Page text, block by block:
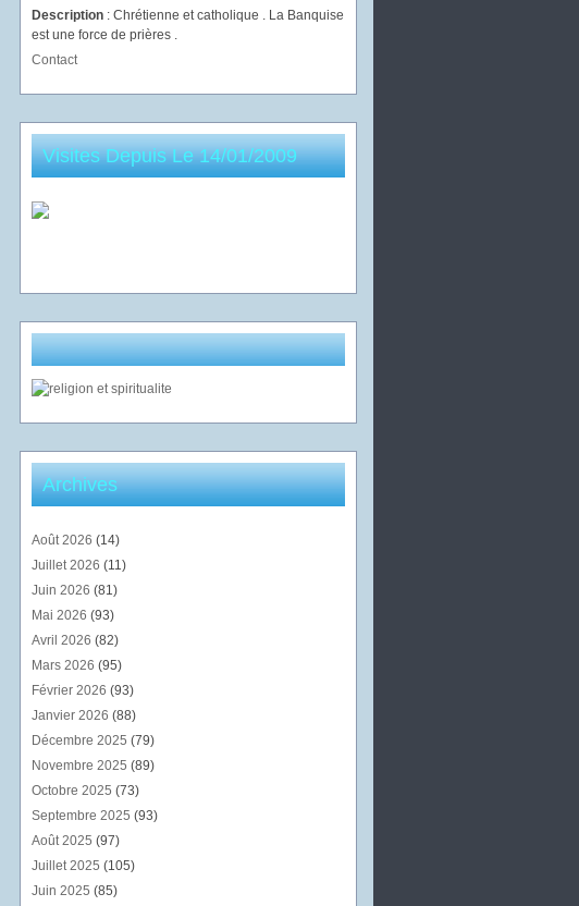
Description : Chrétienne et catholique . La Banquise
est une force de prières .
Contact
Visites Depuis Le 14/01/2009
Archives
Août 2026 (14)
Juillet 2026 (11)
Juin 2026 (81)
Mai 2026 (93)
Avril 2026 (82)
Mars 2026 (95)
Février 2026 (93)
Janvier 2026 (88)
Décembre 2025 (79)
Novembre 2025 (89)
Octobre 2025 (73)
Septembre 2025 (93)
Août 2025 (97)
Juillet 2025 (105)
Juin 2025 (85)